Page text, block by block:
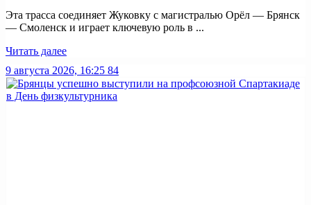
Эта трасса соединяет Жуковку с магистралью Орёл — Брянск
— Смоленск и играет ключевую роль в ...
Читать далее
9 августа 2026, 16:25 84